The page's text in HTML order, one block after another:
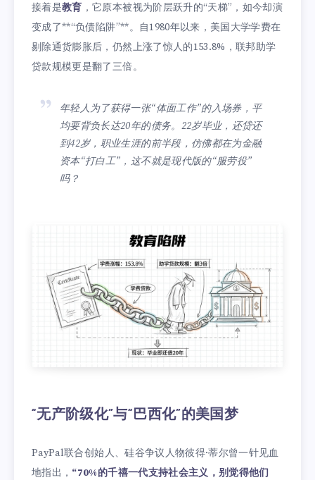
接着是教育 ，它原本被视为阶层跃升的“天梯”，如今却演
变成了**“负债陷阱”**。自1980年以来，美国大学学费在
剔除通货膨胀后，仍然上涨了惊人的153.8%，联邦助学
贷款规模更是翻了三倍。
年轻人为了获得一张“体面工作”的入场券，平
均要背负长达20年的债务。22岁毕业，还贷还
到42岁，职业生涯的前半段，仿佛都在为金融
资本“打白工”，这不就是现代版的“服劳役”
吗？
“无产阶级化”与“巴西化”的美国梦
PayPal联合创始人、硅谷争议人物彼得·蒂尔曾一针见血
地指出， “70%的千禧一代支持社会主义，别觉得他们